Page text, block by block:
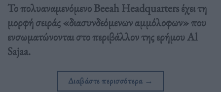
Το πολυαναμενόμενο Beeah Headquarters έχει τη
μορφή σειράς «διασυνδεόμενων αμμόλοφων» που
ενσωματώνονται στο περιβάλλον της ερήμου Al
Sajaa.
Διαβάστε περισσότερα →